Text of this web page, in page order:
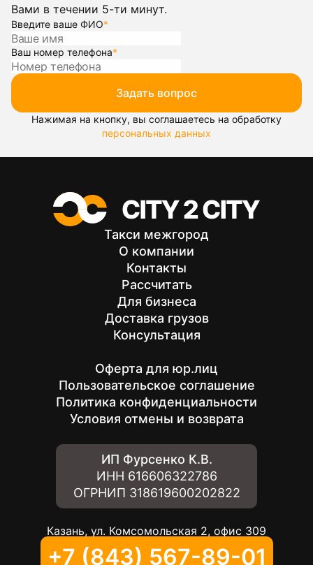
Вами в течении 5-ти минут.
Введите ваше ФИО*
Ваш номер телефона*
Задать вопрос
Нажимая на кнопку, вы соглашаетесь на обработку
персональных данных
Такси межгород
О компании
Контакты
Рассчитать
Для бизнеса
Доставка грузов
Консультация
Оферта для юр.лиц
Пользовательское соглашение
Политика конфиденциальности
Условия отмены и возврата
ИП Фурсенко К.В.
ИНН 616606322786
ОГРНИП 318619600202822
Казань, ул. Комсомольская 2, офис 309
+7 (843) 567-89-01